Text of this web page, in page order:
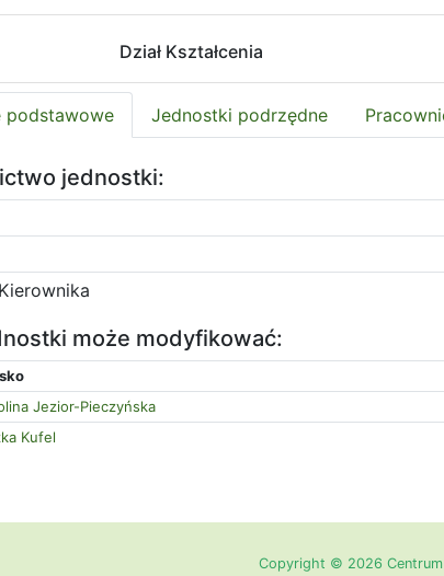
Dział Kształcenia
podstawowe Jednostki podrzędne
jednostki:
może modyfikować:
Jezior-Pieczyńska
Kufel
Copyright © 2026 Centrum